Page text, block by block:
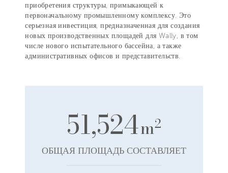
приобретения структуры, примыкающей к
первоначальному промышленному комплексу. Это
серьезная инвестиция, предназначенная для создания
новых производственных площадей для Wally, в том
числе нового испытательного бассейна, а также
административных офисов и представительств.
51,524m2
ОБЩАЯ ПЛОЩАДЬ СОСТАВЛЯЕТ